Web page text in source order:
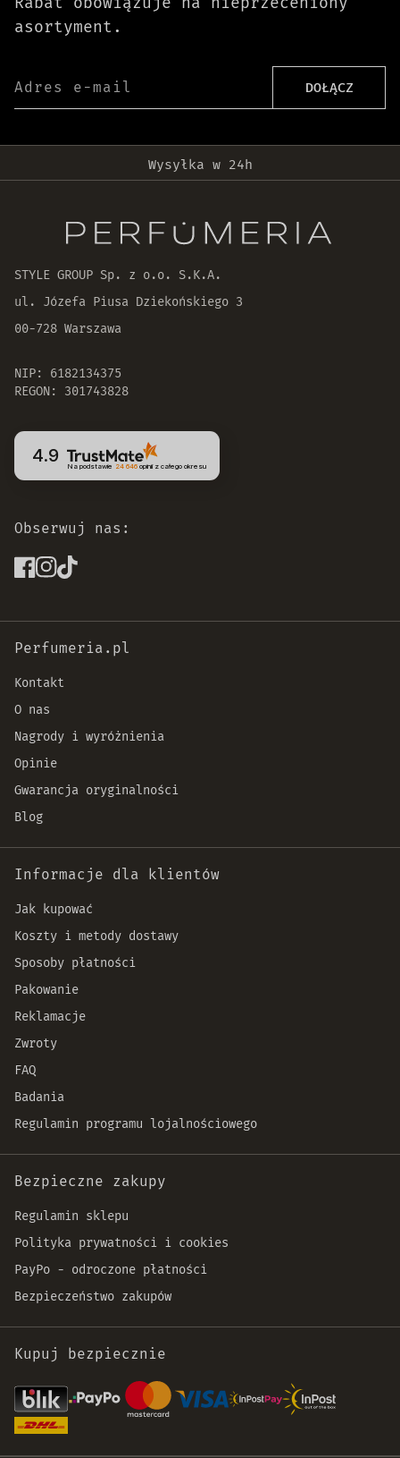
asortyment.
Adres e-mail DOŁĄCZ
Wysyłka w 24h
30 dni na zwrot zamówienia
STYLE GROUP Sp. z o.o. S.K.A.
ul. Józefa Piusa Dziekońskiego 3
00-728 Warszawa
NIP: 6182134375
REGON: 301743828
4.9
Na podstawie 24 646opinii z całego okresu
Obserwuj nas:
Perfumeria.pl
Kontakt
O nas
Nagrody i wyróżnienia
Opinie
Gwarancja oryginalności
Blog
Informacje dla klientów
Jak kupować
Koszty i metody dostawy
Sposoby płatności
Pakowanie
Reklamacje
Zwroty
FAQ
Badania
Regulamin programu lojalnościowego
Bezpieczne zakupy
Regulamin sklepu
Polityka prywatności i cookies
PayPo - odroczone płatności
Bezpieczeństwo zakupów
Kupuj bezpiecznie